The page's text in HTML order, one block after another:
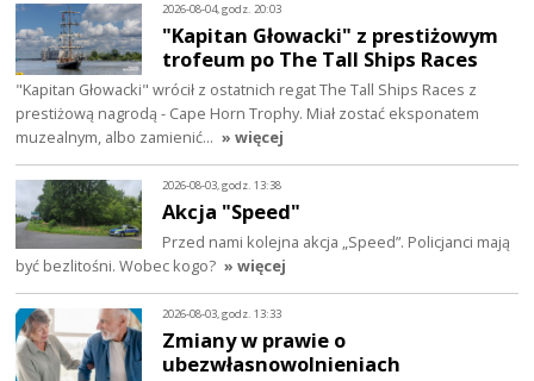
2026-08-04, godz. 20:03
"Kapitan Głowacki" z prestiżowym
trofeum po The Tall Ships Races
"Kapitan Głowacki" wrócił z ostatnich regat The Tall Ships Races z
prestiżową nagrodą - Cape Horn Trophy. Miał zostać eksponatem
muzealnym, albo zamienić… » więcej
2026-08-03, godz. 13:38
Akcja "Speed"
Przed nami kolejna akcja „Speed”. Policjanci mają
być bezlitośni. Wobec kogo? » więcej
2026-08-03, godz. 13:33
Zmiany w prawie o
ubezwłasnowolnieniach